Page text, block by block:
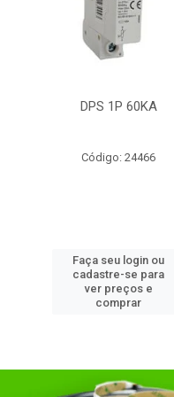
DPS 1P 60KA
Código: 24466
Faça seu login ou
cadastre-se para
ver preços e
comprar